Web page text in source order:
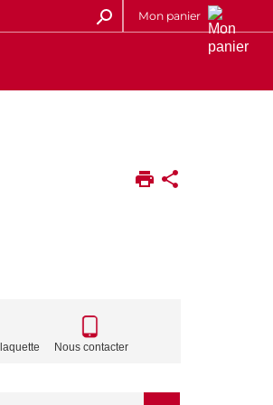
Mon panier
CALL
TO
ACTIONS
Nous contacter